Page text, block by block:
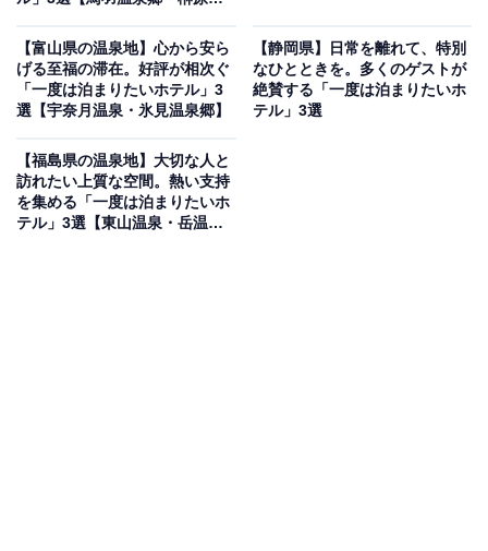
湯の山温泉 希望荘は、標高369mに位置し伊勢湾を一望
できる絶景が自慢の宿です。フロントと客室のある昭和
高揚感を与えてくれます。温泉は緑豊かな山々に囲まれ
た「自助の湯」を堪能でき、食事は旬の食材を活かした
会席料理が楽しめます。
【富山県の温泉地】心から安ら
げる至福の滞在。好評が相次ぐ
「一度は泊まりたいホテル」3
選【宇奈月温泉・氷見温泉郷】
【静岡県】日常を離れて、特別
なひとときを。多くのゲストが
絶賛する「一度は泊まりたいホ
テル」3選
【福島県の温泉地】大切な人と
訪れたい上質な空間。熱い支持
を集める「一度は泊まりたいホ
テル」3選【東山温泉・岳温